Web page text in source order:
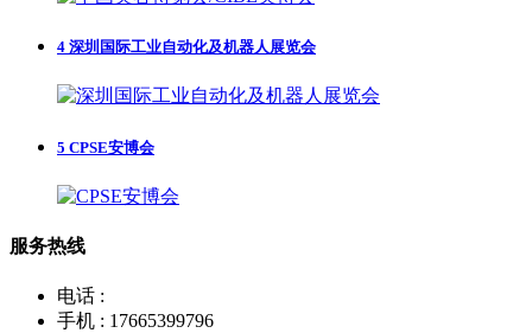
4 深圳国际工业自动化及机器人展览会
5 CPSE安博会
服务热线
电话 :
手机 : 17665399796